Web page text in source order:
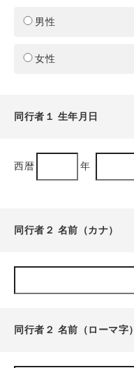
男性
女性
同行者１ 生年月日
西暦 年
同行者２ 名前（カナ）
同行者２ 名前（ローマ字）